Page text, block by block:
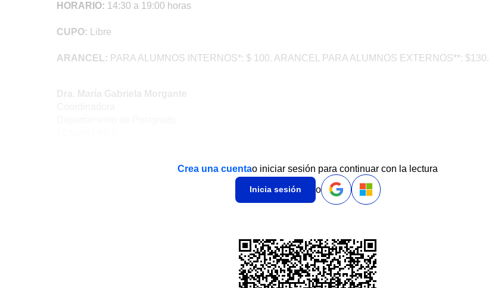
HORARIO: 14:30 a 19:00 horas
CUPO: Libre
ARANCEL: PARA ALUMNOS INTERNOS*: $ 100. ARANCEL PARA ALUMNOS EXTERNOS**: $130.
Dra. María Gabriela Morgante
Crea una cuentao iniciar sesión para continuar con la lectura
Inicia sesión o